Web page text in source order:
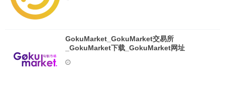
GokuMarket_GokuMarket交易所
_GokuMarket下载_GokuMarket网址